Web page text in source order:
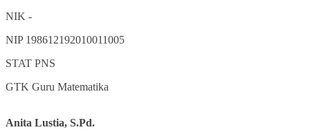
NIK -
NIP 198612192010011005
STAT PNS
GTK Guru Matematika
Anita Lustia, S.Pd.